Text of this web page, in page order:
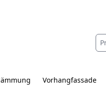
Vorhangfassade